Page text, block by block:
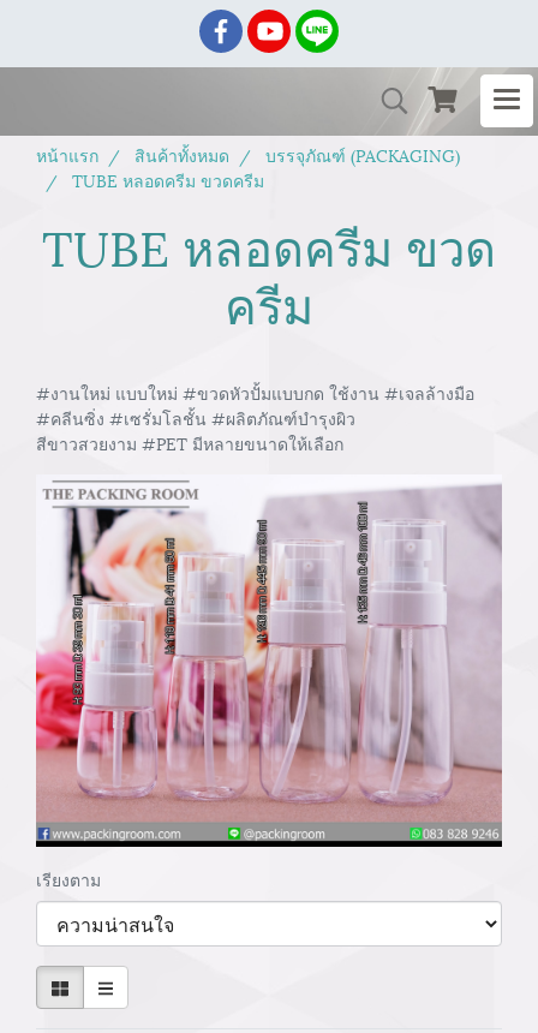
หน้าแรก สินค้าทั้งหมด
บรรจุภัณฑ์ (PACKAGING)
TUBE หลอดครีม ขวดครีม
TUBE หลอดครีม ขวด
ครีม
#งานใหม่ แบบใหม่ #ขวดหัวปั้มแบบกด ใช้งาน #เจลล้างมือ
#คลีนซิ่ง #เซรั่มโลชั้น #ผลิตภัณฑ์บำรุงผิว
สีขาวสวยงาม #PET มีหลายขนาดให้เลือก
เรียงตาม